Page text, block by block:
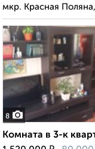
мкр. Красная
8
Комната в 3-к